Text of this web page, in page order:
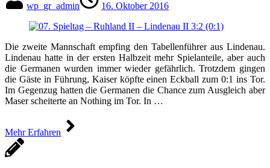
wp_gr_admin 16. Oktober 2016
Die zweite Mannschaft empfing den Tabellenführer aus Lindenau.
Lindenau hatte in der ersten Halbzeit mehr Spielanteile, aber auch
die Germanen wurden immer wieder gefährlich. Trotzdem gingen
die Gäste in Führung, Kaiser köpfte einen Eckball zum 0:1 ins Tor.
Im Gegenzug hatten die Germanen die Chance zum Ausgleich aber
Maser scheiterte an Nothing im Tor. In …
Mehr Erfahren